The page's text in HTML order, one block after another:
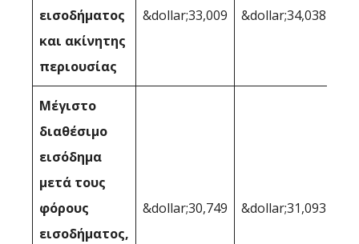
εισοδήματος
και ακίνητης
περιουσίας
&dollar;33,009 &dollar;34,038
Μέγιστο
διαθέσιμο
εισόδημα
μετά τους
φόρους
εισοδήματος,
&dollar;30,749 &dollar;31,093